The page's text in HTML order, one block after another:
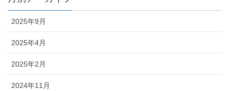
2025年9月
2025年4月
2025年2月
2024年11月